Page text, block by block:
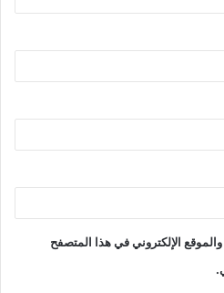
الإلكتروني في هذا المتصفح